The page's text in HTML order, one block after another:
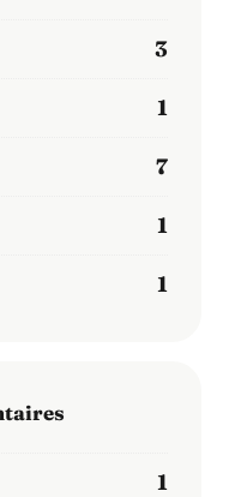
3
1
7
1
1
1